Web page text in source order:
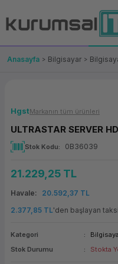
Geri
Geri
(Firewall)
Geri
Makinesi
Geri
Çözümleri
Geri
Geri
Yedekleme
Geri
Ürünler
Anasayfa Bilgisayar
HgstMarkanın tüm ürünleri
ULTRASTAR SERVER
Stok Kodu 0B36039
21.229,25 TL
Havale
20.592,37 TL
2.377,85 TL'den başlayan
Kategori
Stok Durumu
Stokta